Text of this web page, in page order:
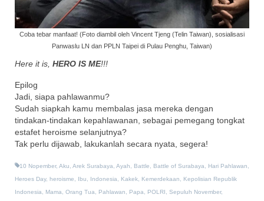
Coba tebar manfaat! (Foto diambil oleh Vincent Tjeng (Telin Taiwan), sosialisasi
Panwaslu LN dan PPLN Taipei di Pulau Penghu, Taiwan)
Here it is, HERO IS ME!!!
Epilog
Jadi, siapa pahlawanmu?
Sudah siapkah kamu membalas jasa mereka dengan
tindakan-tindakan kepahlawanan, sebagai pemegang tongkat
estafet heroisme selanjutnya?
Tak perlu dijawab, lakukanlah secara nyata, segera!
10 Nopember, Aku, Arek Surabaya, Ayah, Battle, Battle of Surabaya, Hari Pahlawan,
Heroes Day, heroisme, Ibu, Indonesia, Kakek, Kemerdekaan, Kepolisian Republik
Indonesia, Mama, Orang Tua, Pahlawan, Papa, POLRI , Sepuluh November,